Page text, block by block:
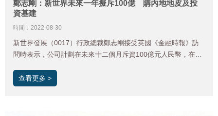
鄭志剛：新世界未來一年擬斥100億 購內地地皮及投
資基建
時間：2022-08-30
新世界發展（0017）行政總裁鄭志剛接受英國《金融時報》訪
問時表示，公司計劃在未來十二個月斥資100億元人民幣，在上
查看更多 >